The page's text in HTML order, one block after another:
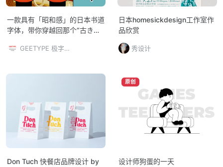
一款具有「昭和感」的日本书道
字体，带你穿越回那个“古き良
GEETYPE 极字和风字库
日本homesickdesign工作室作
品欣赏
秀设计
Don Tuch 快餐店品牌设计 by
原创
设计师狗蛋的一天